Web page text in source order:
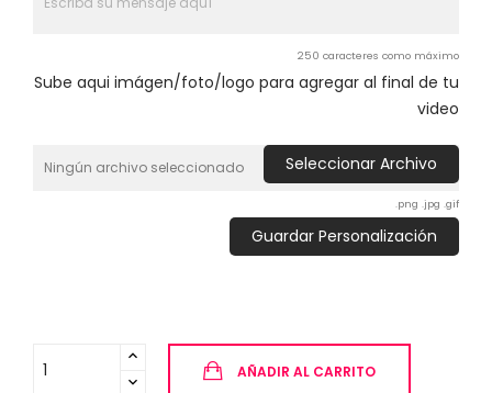
250 caracteres como máximo
Sube aqui imágen/foto/logo para agregar al final de tu
video
Ningún archivo seleccionado Seleccionar Archivo
.png .jpg .gif
Guardar Personalización
AÑADIR AL CARRITO